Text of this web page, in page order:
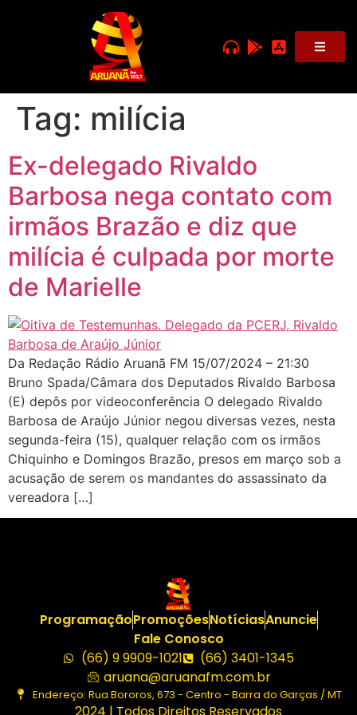
Tag: milícia
Ex-delegado Rivaldo
Barbosa nega contato com
irmãos Brazão e diz que
milícia é culpada por morte
de Marielle
Da Redação Rádio Aruanã FM 15/07/2024 – 21:30
Bruno Spada/Câmara dos Deputados Rivaldo Barbosa
(E) depôs por videoconferência O delegado Rivaldo
Barbosa de Araújo Júnior negou diversas vezes, nesta
segunda-feira (15), qualquer relação com os irmãos
Chiquinho e Domingos Brazão, presos em março sob a
acusação de serem os mandantes do assassinato da
vereadora […]
ProgramaçãoPromoçõesNotíciasAnuncie
Fale Conosco
(66) 9 9909-1021
(66) 3401-1345
aruana@aruanafm.com.br
Endereço: Rua Bororos, 673 - Centro - Barra do Garças / MT
2024 | Todos Direitos Reservados